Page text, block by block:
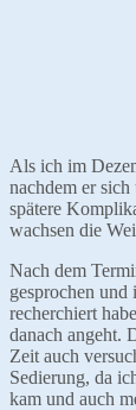
Als ich im
nachdem er
spätere
wachsen die
Nach dem
gesprochen
recherchiert
danach angeht.
Zeit auch
Sedierung, da
kam und auch